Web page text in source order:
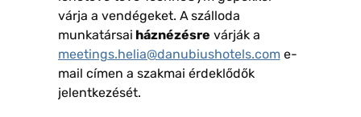
várja a vendégeket. Aszálloda
munkatársai háznézésre várják a
meetings.helia@danubiushotels.come-
mail címen a szakmai érdeklődők
jelentkezését.